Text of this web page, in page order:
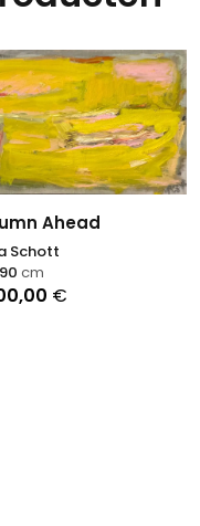
Ahead
Schott
€
cm